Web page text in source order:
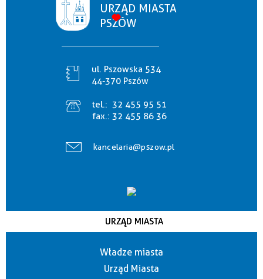
URZĄD MIASTA
PSZÓW
ul. Pszowska 534
44-370 Pszów
tel.: 32 455 95 51
fax.: 32 455 86 36
kancelaria@pszow.pl
URZĄD MIASTA
Władze miasta
Urząd Miasta